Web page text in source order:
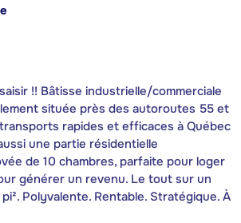
!! Bâtisse industrielle/commerciale
située près des autoroutes 55 et
rapides et efficaces à Québec
une partie résidentielle
de 10 chambres, parfaite pour loger
générer un revenu. Le tout sur un
Polyvalente. Rentable. Stratégique. À